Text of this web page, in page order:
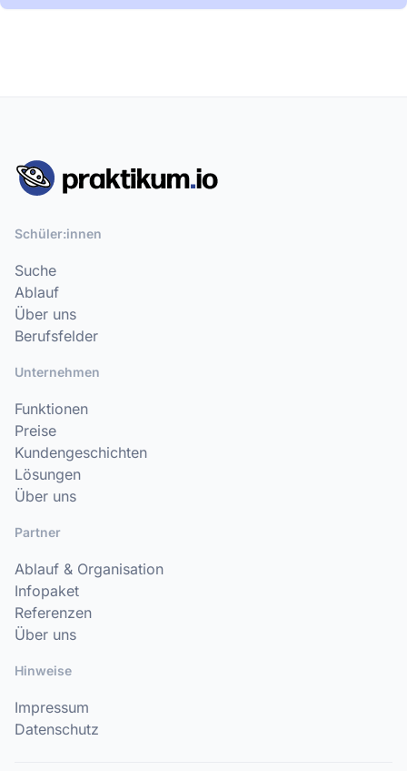
Schüler:innen
Suche
Ablauf
Über uns
Berufsfelder
Unternehmen
Funktionen
Preise
Kundengeschichten
Lösungen
Über uns
Partner
Ablauf & Organisation
Infopaket
Referenzen
Über uns
Hinweise
Impressum
Datenschutz